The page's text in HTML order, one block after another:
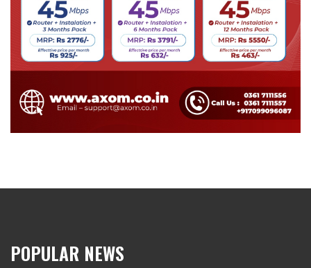
POPULAR NEWS